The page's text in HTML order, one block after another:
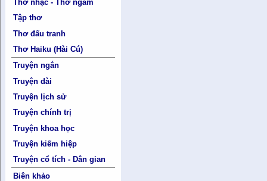
Thơ nhạc - Thơ ngâm
Tập thơ
Thơ đấu tranh
Thơ Haiku (Hài Cú)
Truyện ngắn
Truyện dài
Truyện lịch sử
Truyện chính trị
Truyện khoa học
Truyện kiếm hiệp
Truyện cổ tích - Dân gian
Biên khảo